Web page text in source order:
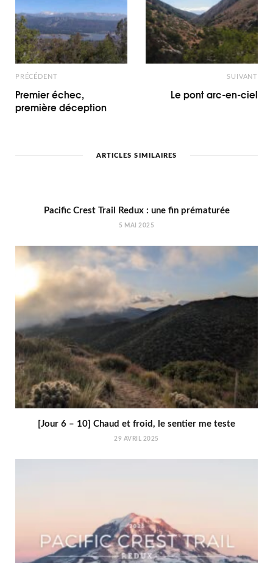
PRÉCÉDENT
Premier échec,
première déception
SUIVANT
Le pont arc-en-ciel
ARTICLES SIMILAIRES
Pacific Crest Trail Redux : une fin prématurée
5 MAI 2025
[Jour 6 – 10] Chaud et froid, le sentier me teste
29 AVRIL 2025